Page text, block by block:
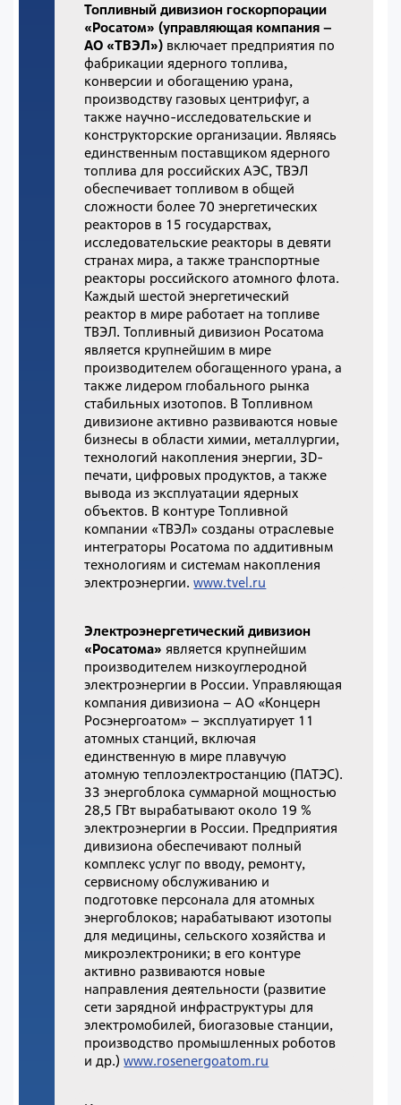
Топливный дивизион госкорпорации
«Росатом» (управляющая компания –
АО «ТВЭЛ») включает предприятия по
фабрикации ядерного топлива,
конверсии и обогащению урана,
производству газовых центрифуг, а
также научно-исследовательские и
конструкторские организации. Являясь
единственным поставщиком ядерного
топлива для российских АЭС, ТВЭЛ
обеспечивает топливом в общей
сложности более 70 энергетических
реакторов в 15 государствах,
исследовательские реакторы в девяти
странах мира, а также транспортные
реакторы российского атомного флота.
Каждый шестой энергетический
реактор в мире работает на топливе
ТВЭЛ. Топливный дивизион Росатома
является крупнейшим в мире
производителем обогащенного урана, а
также лидером глобального рынка
стабильных изотопов. В Топливном
дивизионе активно развиваются новые
бизнесы в области химии, металлургии,
технологий накопления энергии, 3D-
печати, цифровых продуктов, а также
вывода из эксплуатации ядерных
объектов. В контуре Топливной
компании «ТВЭЛ» созданы отраслевые
интеграторы Росатома по аддитивным
технологиям и системам накопления
электроэнергии.www.tvel.ru
Электроэнергетический дивизион
«Росатома»является крупнейшим
производителем низкоуглеродной
электроэнергии в России. Управляющая
компания дивизиона – АО «Концерн
Росэнергоатом» – эксплуатирует 11
атомных станций, включая
единственную в мире плавучую
атомную теплоэлектростанцию (ПАТЭС).
33 энергоблока суммарной мощностью
28,5 ГВт вырабатывают около 19 %
электроэнергии в России. Предприятия
дивизиона обеспечивают полный
комплекс услуг по вводу, ремонту,
сервисному обслуживанию и
подготовке персонала для атомных
энергоблоков; нарабатывают изотопы
для медицины, сельского хозяйства и
микроэлектроники; в его контуре
активно развиваются новые
направления деятельности (развитие
сети зарядной инфраструктуры для
электромобилей, биогазовые станции,
производство промышленных роботов
и др.)www.rosenergoatom.ru